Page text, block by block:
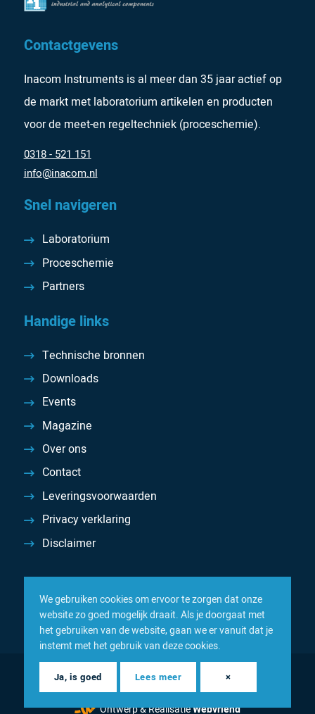
Contactgevens
Inacom Instruments is al meer dan 35 jaar actief op
de markt met laboratorium artikelen en producten
voor de meet-en regeltechniek (proceschemie).
0318 - 521 151
info@inacom.nl
Snel navigeren
Laboratorium
Proceschemie
Partners
Handige links
Technische bronnen
Downloads
Events
Magazine
Over ons
Contact
Leveringsvoorwaarden
Privacy verklaring
Disclaimer
© 2026 Inacom — Sterk in spareparts, consumables en
componenten
Ontwerp & RealisatieWebvriend
We gebruiken cookies om ervoor te zorgen dat onze
website zo goed mogelijk draait. Als je doorgaat met
het gebruiken van de website, gaan we er vanuit dat je
instemt met het gebruik van deze cookies.
Ja, is goed Lees meer ×